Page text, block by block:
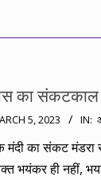
का संकटकाल
5, 2023 IN:
मंदी का संकट मंडरा
भयंकर ही नहीं,